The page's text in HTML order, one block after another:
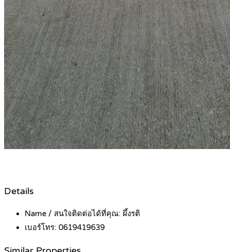
Details
Name / สนใจติดต่อได้ที่คุณ: ผึ้งรติ
เบอร์โทร: 0619419639